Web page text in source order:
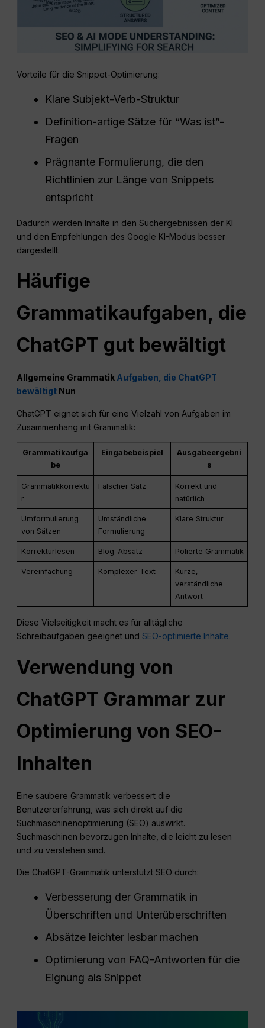
Vorteile für die Snippet-Optimierung:
Klare Subjekt-Verb-Struktur
Definition-artige Sätze für “Was ist”-
Fragen
Prägnante Formulierung, die den
Richtlinien zur Länge von Snippets
entspricht
Dadurch werden Inhalte in den Suchergebnissen der KI
und den Empfehlungen des Google KI-Modus besser
dargestellt.
Häufige
Grammatikaufgaben, die
ChatGPT gut bewältigt
Allgemeine Grammatik Aufgaben, die ChatGPT
bewältigt Nun
ChatGPT eignet sich für eine Vielzahl von Aufgaben im
Zusammenhang mit Grammatik:
Grammatikaufga
be
Eingabebeispiel
Ausgabeergebni
s
Grammatikkorrektu
r
Falscher Satz
Korrekt und
natürlich
Umformulierung
von Sätzen
Umständliche
Formulierung
Klare Struktur
Korrekturlesen Blog-Absatz Polierte Grammatik
Vereinfachung Komplexer Text
Kurze,
verständliche
Antwort
Diese Vielseitigkeit macht es für alltägliche
Schreibaufgaben geeignet und SEO-optimierte Inhalte.
Verwendung von
ChatGPT Grammar zur
Optimierung von SEO-
Inhalten
Eine saubere Grammatik verbessert die
Benutzererfahrung, was sich direkt auf die
Suchmaschinenoptimierung (SEO) auswirkt.
Suchmaschinen bevorzugen Inhalte, die leicht zu lesen
und zu verstehen sind.
Die ChatGPT-Grammatik unterstützt SEO durch:
Verbesserung der Grammatik in
Überschriften und Unterüberschriften
Absätze leichter lesbar machen
Optimierung von FAQ-Antworten für die
Eignung als Snippet